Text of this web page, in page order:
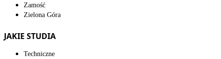
Zamość
Zielona Góra
JAKIE STUDIA
Techniczne